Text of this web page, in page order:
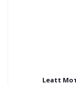
Leatt